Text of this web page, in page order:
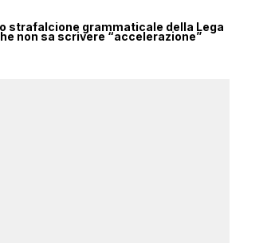
strafalcione grammaticale della Lega
non sa scrivere “accelerazione”